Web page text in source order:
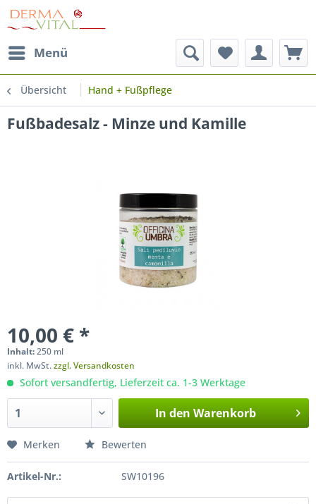
Menü
Übersicht Hand + Fußpflege
Fußbadesalz - Minze und Kamille
10,00 € *
Inhalt:250 ml
inkl. MwSt.zzgl. Versandkosten
Sofort versandfertig, Lieferzeit ca. 1-3 Werktage
In den Warenkorb
Merken Bewerten
Artikel-Nr.: SW10196